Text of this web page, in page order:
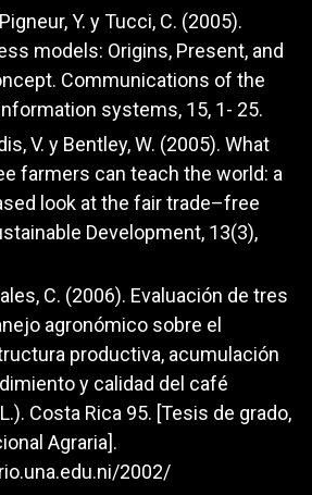
Y. y Tucci, C. (2005).
models: Origins, Present, and
Communications of the
systems, 15, 1- 25.
V. y Bentley, W. (2005). What
farmers can teach the world: a
look at the fair trade–free
Development, 13(3),
C. (2006). Evaluación de tres
agronómico sobre el
productiva, acumulación
y calidad del café
Costa Rica 95. [Tesis de grado,
Agraria].
2002/